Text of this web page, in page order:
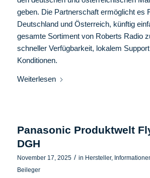
geben. Die Partnerschaft ermöglicht es
Deutschland und Österreich, künftig
gesamte Sortiment von Roberts Radio
schneller Verfügbarkeit, lokalem
Konditionen.
Weiterlesen
Panasonic Produktwelt
DGH
November 17, 2025 / in Hersteller,
Beileger